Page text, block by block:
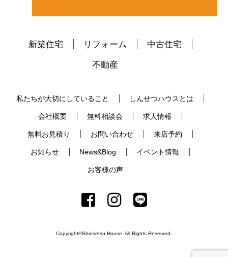
新築住宅 リフォーム
中古住宅
不動産
私たちが大切にしていること しんせつハウスとは
会社概要 無料相談会 求人情報
無料お見積り お問い合わせ 来店予約
お知らせ News&Blog イベント情報
お客様の声
Copyright©Shinsetsu House. All Rights Reserved.